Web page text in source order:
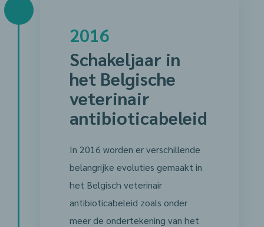
2016
Schakeljaar in
het Belgische
veterinair
antibioticabeleid
In 2016 worden er verschillende
belangrijke evoluties gemaakt in
het Belgisch veterinair
antibioticabeleid zoals onder
meer de ondertekening van het